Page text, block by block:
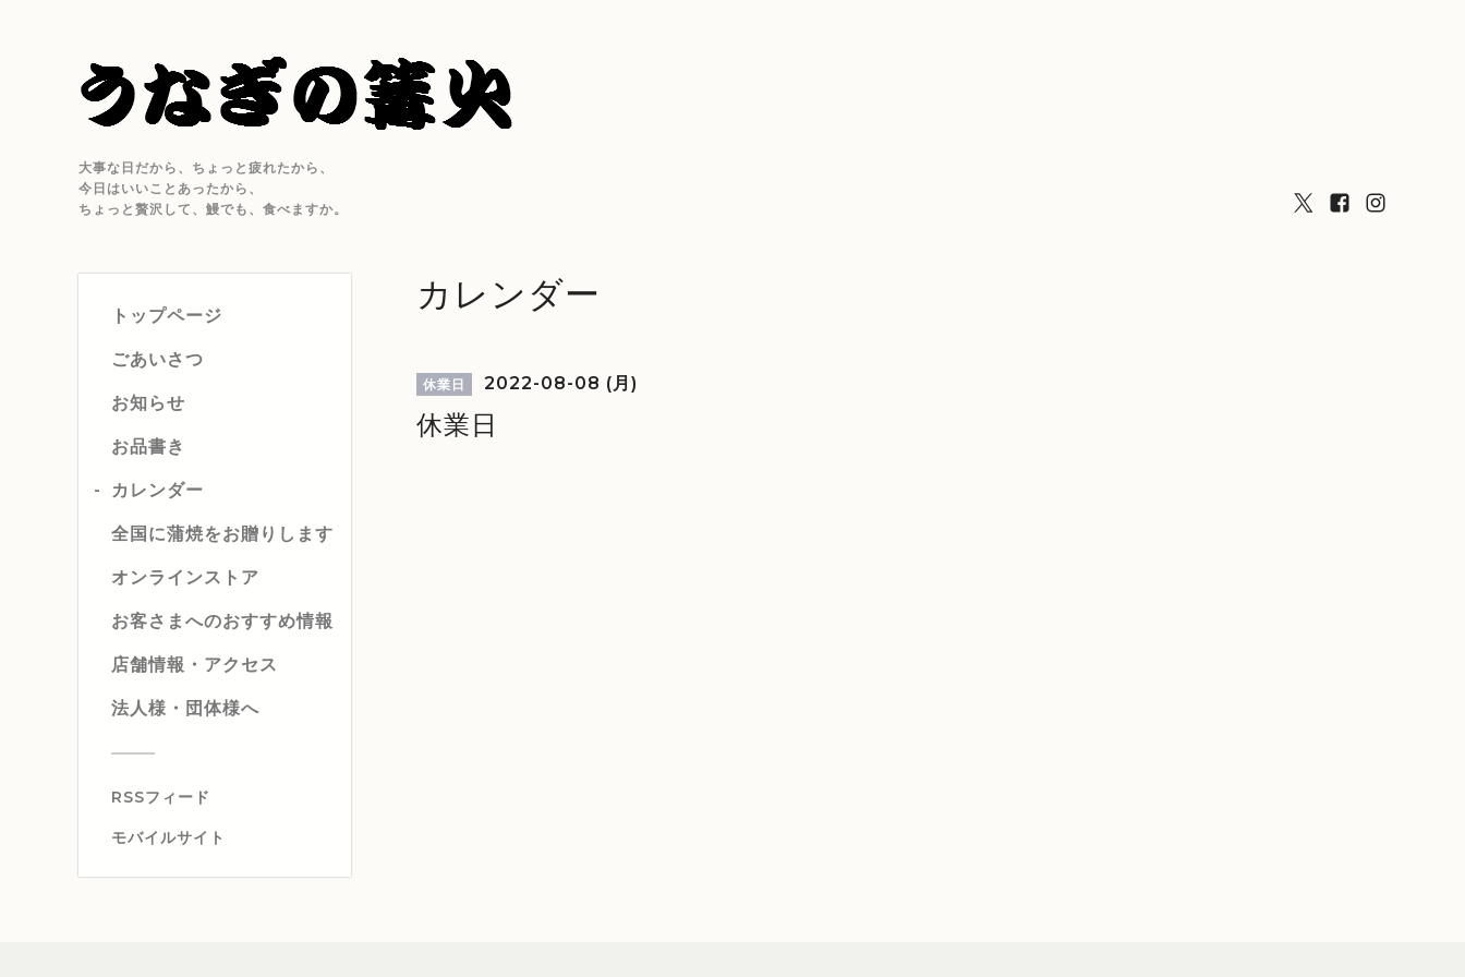
大事な日だから、ちょっと疲れたから、
今日はいいことあったから、
ちょっと贅沢して、鰻でも、食べますか。
トップページ
ごあいさつ
お知らせ
お品書き
カレンダー
全国に蒲焼をお贈りします
オンラインストア
お客さまへのおすすめ情報
店舗情報・アクセス
法人様・団体様へ
RSSフィード
モバイルサイト
カレンダー
休業日 2022-08-08 (月)
休業日